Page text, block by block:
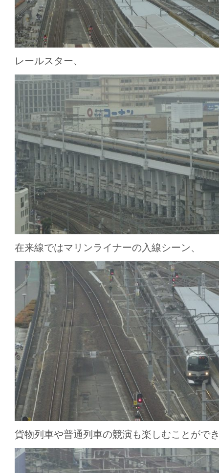
レールスター、
在来線ではマリンライナーの入線シーン、
貨物列車や普通列車の競演も楽しむことがで